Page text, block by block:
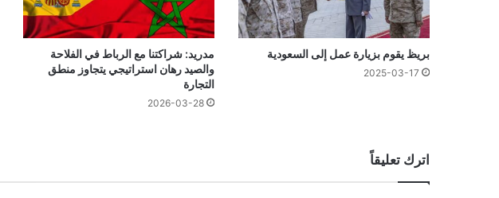
بريظ يقوم بزيارة عمل إلى السعودية
2025-03-17
مدريد: شراكتنا مع الرباط في الفلاحة
والصيد رهان استراتيجي يتجاوز منطق
التجارة
2026-03-28
اترك تعليقاً